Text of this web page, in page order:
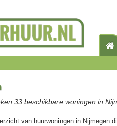
33 beschikbare woningen in
van huurwoningen in Nijmegen